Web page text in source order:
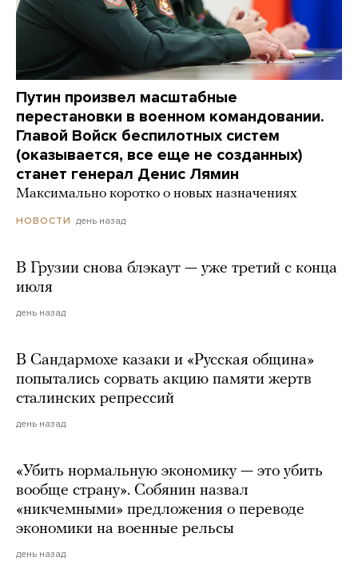
Путин произвел масштабные
перестановки в военном командовании.
Главой Войск беспилотных систем
(оказывается, все еще не созданных)
станет генерал Денис Лямин
Максимально коротко о новых назначениях
НОВОСТИ день назад
В Грузии снова блэкаут — уже третий с конца
июля
день назад
В Сандармохе казаки и «Русская община»
попытались сорвать акцию памяти жертв
сталинских репрессий
день назад
«Убить нормальную экономику — это убить
вообще страну». Собянин назвал
«никчемными» предложения о переводе
экономики на военные рельсы
день назад